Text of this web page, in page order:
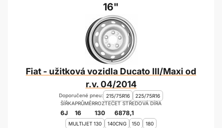
16"
Fiat - užitková vozidla Ducato III/Maxi od
r.v. 04/2014
ŠÍŘKA
6J
PRŮMĚR
16
ROZTEČ
130
ET
68
STŘEDOVÁ DÍRA
78,1
Doporučené pneu: 215/75R16 225/75R16
MULTIJET 130 140CNG 150 180